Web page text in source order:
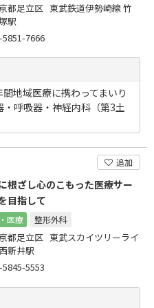
都足立区 東武鉄道伊勢崎線 竹
駅
5851-7666
地域医療に携わってまいり
呼吸器・神経内科（第3土
追加
根ざし心のこもった医療サー
目指して
医療 整形外科
都足立区 東武スカイツリーライ
新井駅
5845-5553